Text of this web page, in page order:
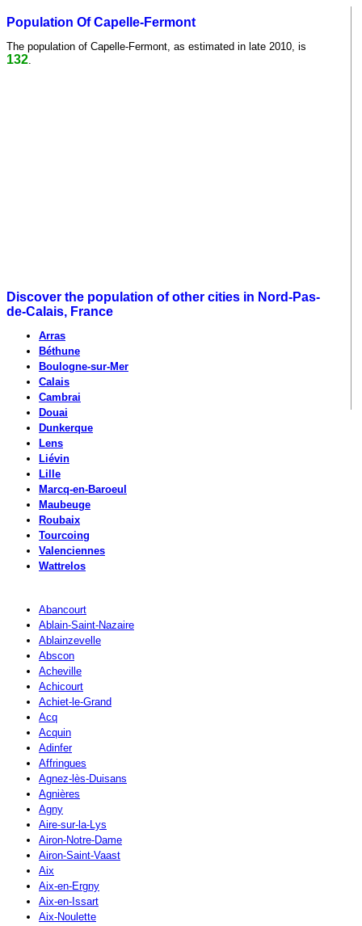
Population Of Capelle-Fermont
The population of Capelle-Fermont, as estimated in late 2010, is
132
Discover the population of other cities in Nord-Pas-
de-Calais, France
Arras
Béthune
Boulogne-sur-Mer
Calais
Cambrai
Douai
Dunkerque
Lens
Liévin
Lille
Marcq-en-Baroeul
Maubeuge
Roubaix
Tourcoing
Valenciennes
Wattrelos
Abancourt
Ablain-Saint-Nazaire
Ablainzevelle
Abscon
Acheville
Achicourt
Achiet-le-Grand
Acq
Acquin
Adinfer
Affringues
Agnez-lès-Duisans
Agnières
Agny
Aire-sur-la-Lys
Airon-Notre-Dame
Airon-Saint-Vaast
Aix
Aix-en-Ergny
Aix-en-Issart
Aix-Noulette